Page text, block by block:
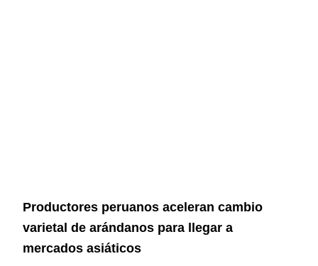
Productores peruanos aceleran cambio
varietal de arándanos para llegar a
mercados asiáticos